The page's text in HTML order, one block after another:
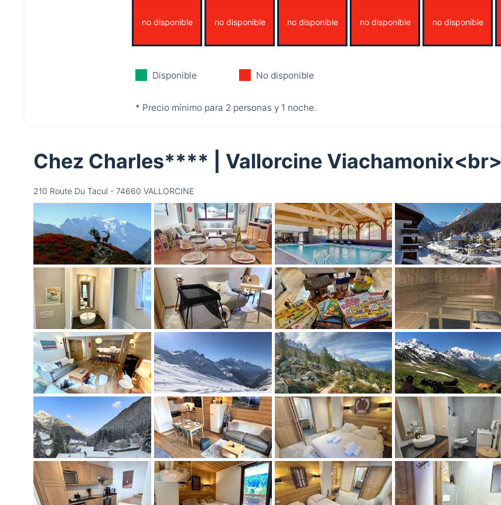
no disponible no disponible no disponible no disponible no disponible
Disponible No disponible
* Precio mínimo para 2 personas y 1 noche.
Chez Charles**** | Vallorcine Viachamonix<br>
210 Route Du Tacul - 74660 VALLORCINE